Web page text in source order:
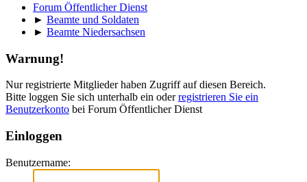
Forum Öffentlicher Dienst
► Beamte und Soldaten
► Beamte Niedersachsen
Warnung!
Nur registrierte Mitglieder haben Zugriff auf diesen Bereich.
Bitte loggen Sie sich unterhalb ein oderregistrieren Sie ein
Benutzerkonto bei Forum Öffentlicher Dienst
Einloggen
Benutzername: